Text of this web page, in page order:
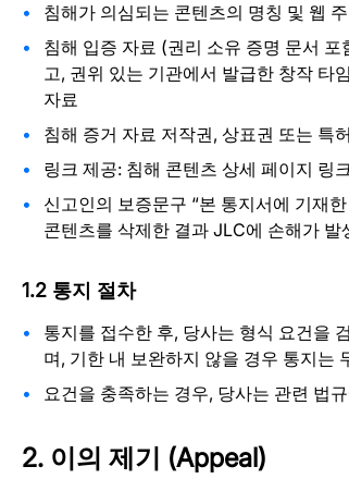
침해가 의심되는 콘텐츠의 명칭 및 웹
침해 입증 자료 (권리 소유 증명 문서
고, 권위 있는 기관에서 발급한 창작 타
자료
침해 증거 자료 저작권, 상표권 또는 특
링크 제공: 침해 콘텐츠 상세 페이지 링
신고인의 보증문구 “본 통지서에 기재
콘텐츠를 삭제한 결과 JLC에 손해가
1.2 통지 절차
통지를 접수한 후, 당사는 형식 요건을
며, 기한 내 보완하지 않을 경우 통지는
요건을 충족하는 경우, 당사는 관련 법
2. 이의 제기 (Appeal)